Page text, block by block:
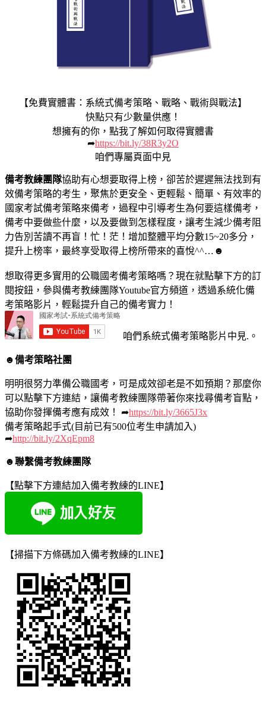
【免費實體書：系統式備考策略、戰略、戰術與戰法】
快點只有少數量供應！
想擁有的你，點我了解如何取得實體書
➦https://bit.ly/38R3y2O
咱們專屬頁面中見
備考教練團隊協助有心想要取得上榜，卻苦於遲遲無法找到有
效備考策略的考生，聚焦於更安全、更輕鬆、簡單、有效率的
國家考試備考策略來備考，過程中引導考生為何要這樣備考，
備考中要做些什麼，以及要做到怎樣程度，讓考生減少備考阻
力告別苦讀不再盲！忙！茫！增加整體平均分數15~20多分，
提升上榜率，最終享受取得上榜所帶來的喜悅^^… ☻
想取得更多實用的公職國考備考策略嗎？現在就點擊下方的訂
閱按鈕，參與備考教練團隊Youtube官方頻道，透過系統化備
考策略影片，輕鬆提升自己的備考實力！
咱們系統式備考策略影片中見.。
☻備考策略社團
明明很努力準備公職國考，可是成效卻老是不如預期？那麼你
可以點擊下方連結，讓備考教練團隊帶著你來找尋備考盲點，
協助你發揮備考應有成效！ ➦https://bit.ly/3665J3x
備考策略起手式(目前已有500位考生申請加入)
➦http://bit.ly/2XqEpm8
☻聯繫備考教練團隊
【點擊下方連結加入備考教練的LINE】
【掃描下方條碼加入備考教練的LINE】